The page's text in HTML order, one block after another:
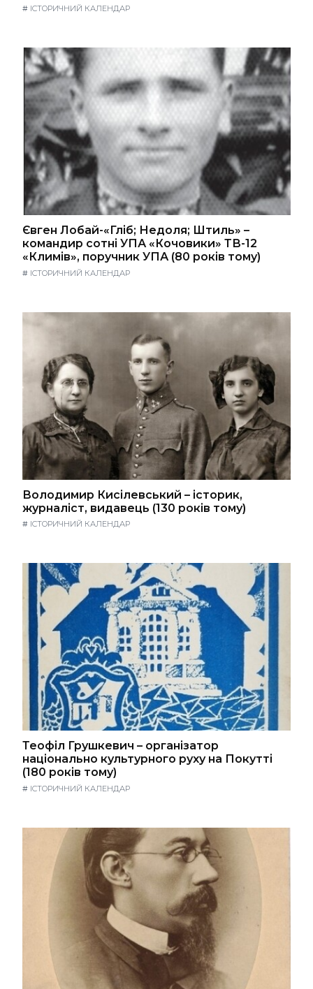
# ІСТОРИЧНИЙ КАЛЕНДАР
Євген Лобай-«Гліб; Недоля; Штиль» –
командир сотні УПА «Кочовики» ТВ-12
«Климів», поручник УПА (80 років тому)
# ІСТОРИЧНИЙ КАЛЕНДАР
Володимир Кисілевський – історик,
журналіст, видавець (130 років тому)
# ІСТОРИЧНИЙ КАЛЕНДАР
Теофіл Грушкевич – організатор
національно культурного руху на Покутті
(180 років тому)
# ІСТОРИЧНИЙ КАЛЕНДАР